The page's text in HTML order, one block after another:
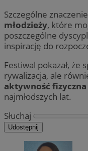
Szczególne
młodzieży, które
poszczególne
inspirację do
Festiwal pokazał,
rywalizacja, ale
aktywność fizyczna
najmłodszych lat.
Słuchaj
Udostępnij